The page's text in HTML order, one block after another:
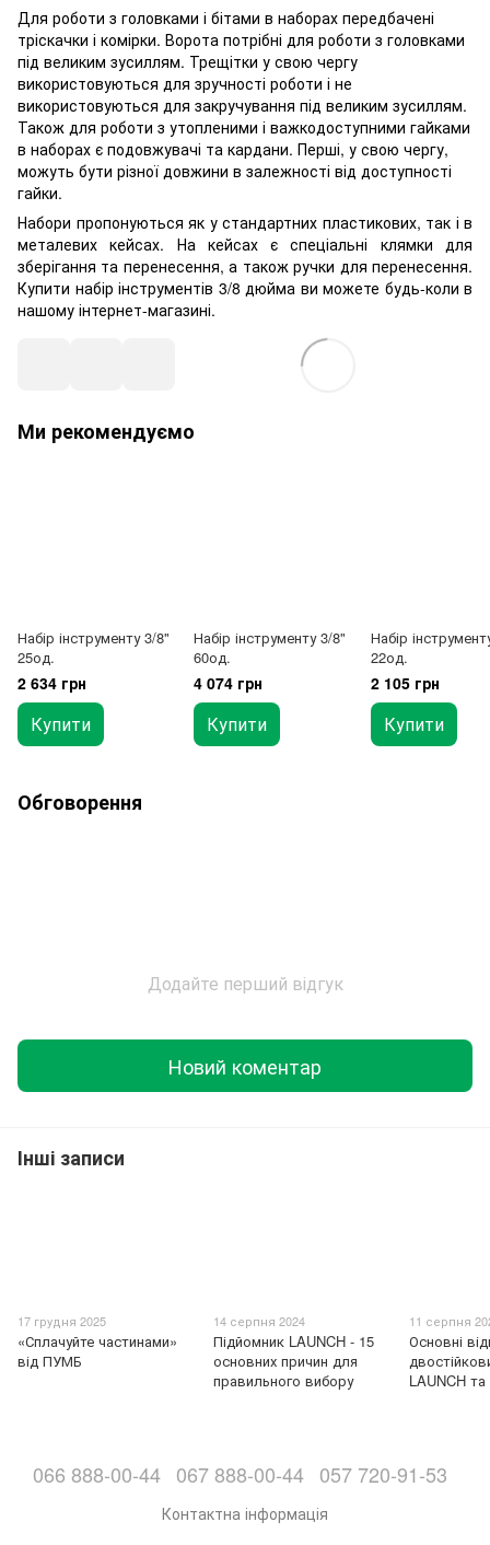
Для роботи з головками і бітами в наборах передбачені
тріскачки і комірки. Ворота потрібні для роботи з головками
під великим зусиллям. Трещітки у свою чергу
використовуються для зручності роботи і не
використовуються для закручування під великим зусиллям.
Також для роботи з утопленими і важкодоступними гайками
в наборах є подовжувачі та кардани. Перші, у свою чергу,
можуть бути різної довжини в залежності від доступності
гайки.
Набори пропонуються як у стандартних пластикових, так і в
металевих кейсах. На кейсах є спеціальні клямки для
зберігання та перенесення, а також ручки для перенесення.
Купити набір інструментів 3/8 дюйма ви можете будь-коли в
нашому інтернет-магазині.
Ми рекомендуємо
Набір інструменту 3/8"
25од.
2 634 грн
Купити
Набір інструменту 3/8"
60од.
4 074 грн
Купити
Набір
22од.
2 105 грн
Купити
Обговорення
Додайте перший відгук
Новий коментар
Інші записи
17 грудня 2025
«Сплачуйте частинами»
від ПУМБ
14 серпня 2024
Підйомник LAUNCH - 15
основних причин для
правильного вибору
11 серпня
Основні
LAUNCH
066 888-00-44 067 888-00-44 057 720-91-53
Контактна інформація